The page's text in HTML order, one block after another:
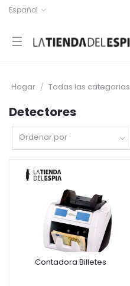
Español
Hogar Todas las categorias
Detectores
Ordenar por
Añadir a la cesta
Contadora Billetes